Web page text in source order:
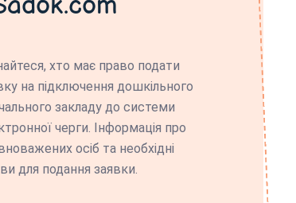
хто має право подати
на підключення дошкільного
закладу до системи
черги. Інформація про
осіб та необхідні
для подання заявки.